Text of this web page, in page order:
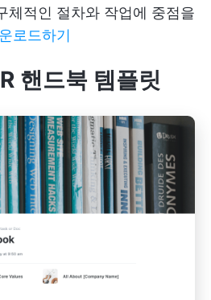
체적인 절차와 작업에 중점을
로드하기
핸드북 템플릿